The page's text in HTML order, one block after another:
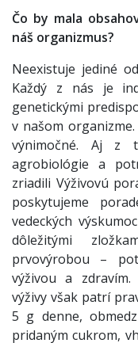
Čo by mala
náš organizmus?
Neexistuje jediné
Každý z nás je
genetickými
v našom
výnimočné. Aj z
agrobiológie a
zriadili Výživovú
poskytujeme
vedeckých
dôležitými
prvovýrobou –
výživou a zdravím.
výživy však patrí
5 g denne,
pridaným cukrom,